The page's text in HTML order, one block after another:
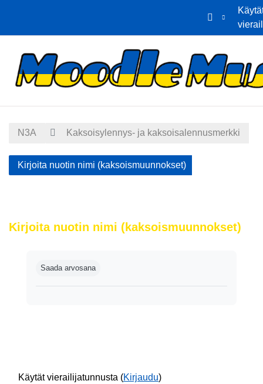
Etusivu Kalenteri
N3A Kaksoisylennys- ja kaksoisalennusmerkki
Kirjoita nuotin nimi (kaksoismuunnokset)
Kirjoita nuotin nimi (kaksoismuunnokset)
Saada arvosana
Käytät vierailijatunnusta (Kirjaudu)